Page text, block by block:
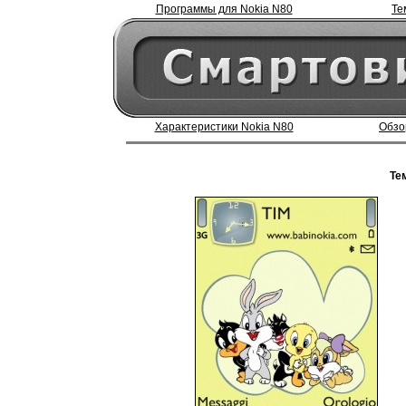
Программы для Nokia N80
Характеристики Nokia N80